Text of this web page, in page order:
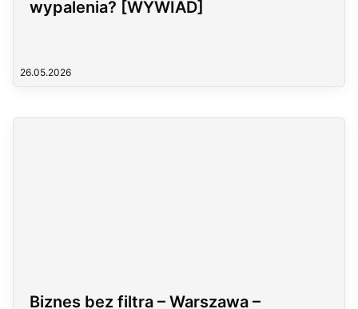
wypalenia? [WYWIAD]
26.05.2026
Biznes bez filtra – Warszawa –